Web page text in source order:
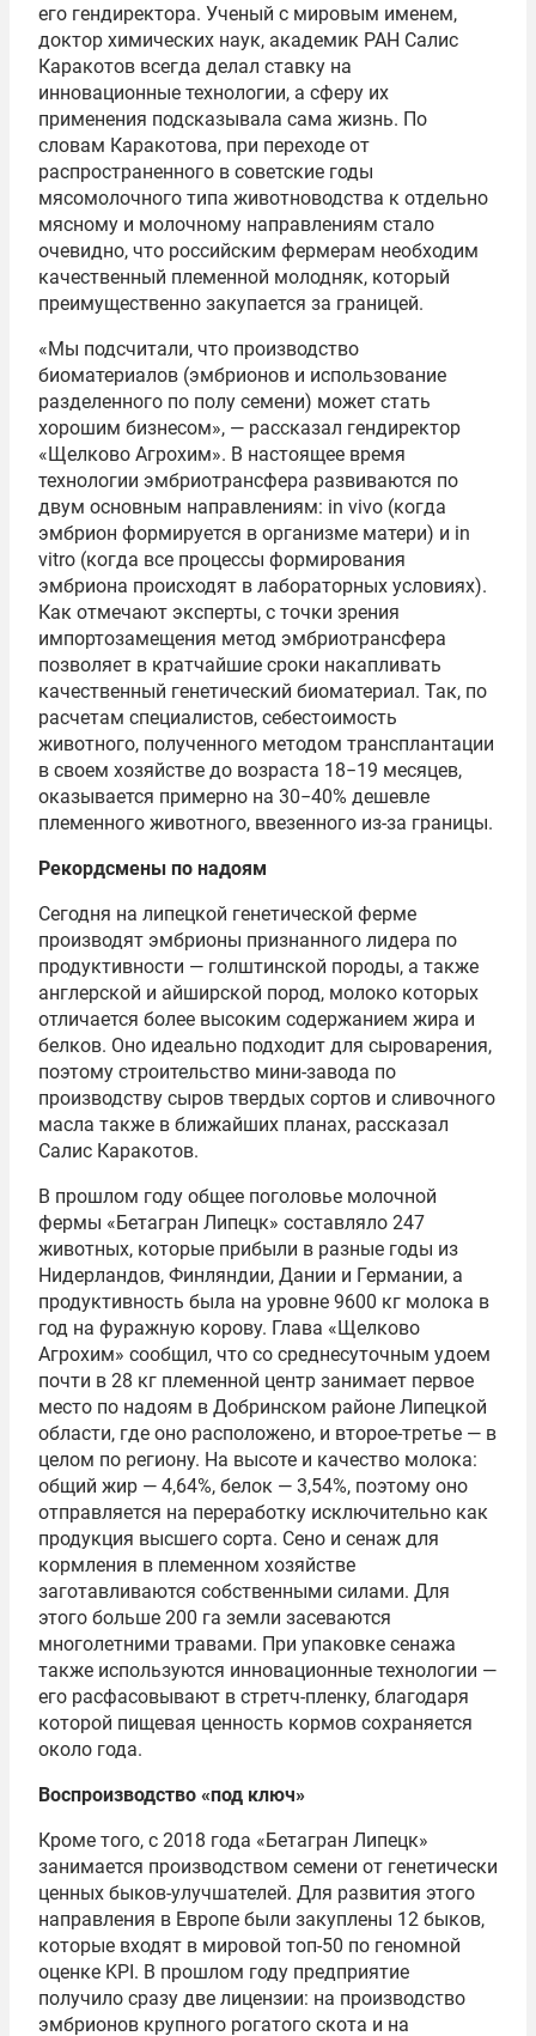
его гендиректора. Ученый с мировым именем,
доктор химических наук, академик РАН Салис
Каракотов всегда делал ставку на
инновационные технологии, а сферу их
применения подсказывала сама жизнь. По
словам Каракотова, при переходе от
распространенного в советские годы
мясомолочного типа животноводства к отдельно
мясному и молочному направлениям стало
очевидно, что российским фермерам необходим
качественный племенной молодняк, который
преимущественно закупается за границей.
«Мы подсчитали, что производство
биоматериалов (эмбрионов и использование
разделенного по полу семени) может стать
хорошим бизнесом», — рассказал гендиректор
«Щелково Агрохим». В настоящее время
технологии эмбриотрансфера развиваются по
двум основным направлениям: in vivo (когда
эмбрион формируется в организме матери) и in
vitro (когда все процессы формирования
эмбриона происходят в лабораторных условиях).
Как отмечают эксперты, с точки зрения
импортозамещения метод эмбриотрансфера
позволяет в кратчайшие сроки накапливать
качественный генетический биоматериал. Так, по
расчетам специалистов, себестоимость
животного, полученного методом трансплантации
в своем хозяйстве до возраста 18−19 месяцев,
оказывается примерно на 30−40% дешевле
племенного животного, ввезенного из-за границы.
Рекордсмены по надоям
Сегодня на липецкой генетической ферме
производят эмбрионы признанного лидера по
продуктивности — голштинской породы, а также
англерской и айширской пород, молоко которых
отличается более высоким содержанием жира и
белков. Оно идеально подходит для сыроварения,
поэтому строительство мини-завода по
производству сыров твердых сортов и сливочного
масла также в ближайших планах, рассказал
Салис Каракотов.
В прошлом году общее поголовье молочной
фермы «Бетагран Липецк» составляло 247
животных, которые прибыли в разные годы из
Нидерландов, Финляндии, Дании и Германии, а
продуктивность была на уровне 9600 кг молока в
год на фуражную корову. Глава «Щелково
Агрохим» сообщил, что со среднесуточным удоем
почти в 28 кг племенной центр занимает первое
место по надоям в Добринском районе Липецкой
области, где оно расположено, и второе-третье — в
целом по региону. На высоте и качество молока:
общий жир — 4,64%, белок — 3,54%, поэтому оно
отправляется на переработку исключительно как
продукция высшего сорта. Сено и сенаж для
кормления в племенном хозяйстве
заготавливаются собственными силами. Для
этого больше 200 га земли засеваются
многолетними травами. При упаковке сенажа
также используются инновационные технологии —
его расфасовывают в стретч-пленку, благодаря
которой пищевая ценность кормов сохраняется
около года.
Воспроизводство «под ключ»
Кроме того, с 2018 года «Бетагран Липецк»
занимается производством семени от генетически
ценных быков-улучшателей. Для развития этого
направления в Европе были закуплены 12 быков,
которые входят в мировой топ-50 по геномной
оценке KPI. В прошлом году предприятие
получило сразу две лицензии: на производство
эмбрионов крупного рогатого скота и на